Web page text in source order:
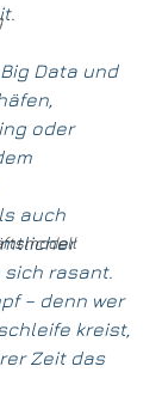
Data und
oder
auch
rasant.
– denn wer
kreist,
Zeit das